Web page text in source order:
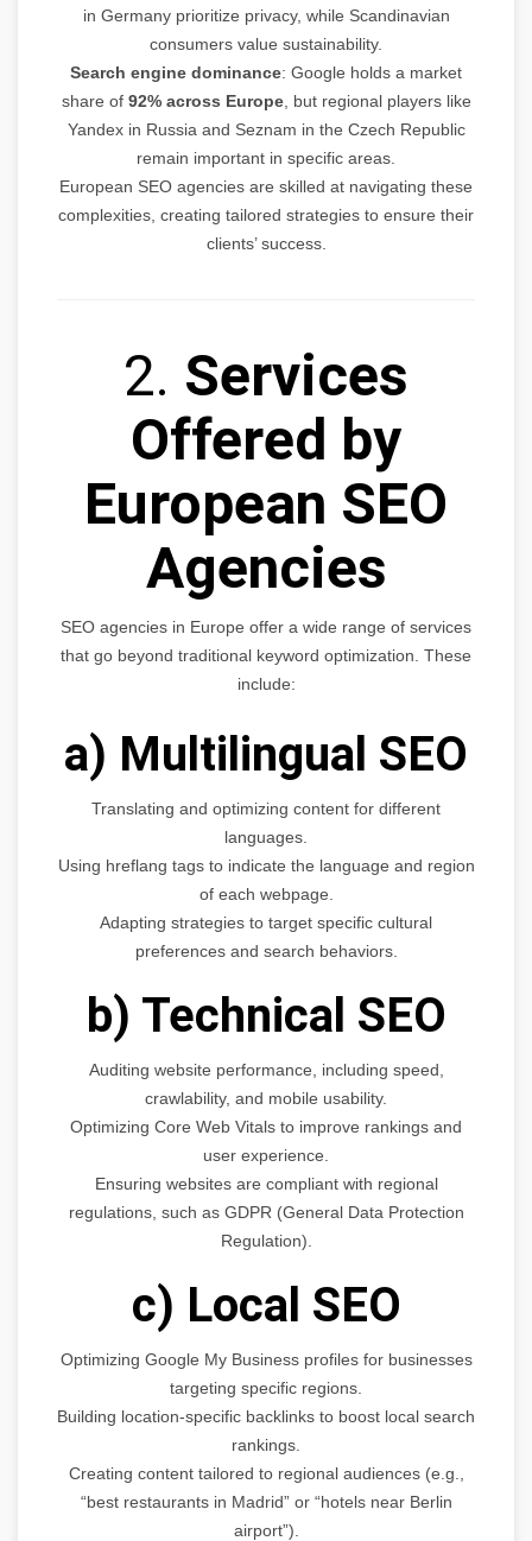
in Germany prioritize privacy, while Scandinavian
consumers value sustainability.
Search engine dominance: Google holds a market
share of 92% across Europe, but regional players like
Yandex in Russia and Seznam in the Czech Republic
remain important in specific areas.
European SEO agencies are skilled at navigating these
complexities, creating tailored strategies to ensure their
clients’ success.
2. Services
Offered by
European SEO
Agencies
SEO agencies in Europe offer a wide range of services
that go beyond traditional keyword optimization. These
include:
a) Multilingual SEO
Translating and optimizing content for different
languages.
Using hreflang tags to indicate the language and region
of each webpage.
Adapting strategies to target specific cultural
preferences and search behaviors.
b) Technical SEO
Auditing website performance, including speed,
crawlability, and mobile usability.
Optimizing Core Web Vitals to improve rankings and
user experience.
Ensuring websites are compliant with regional
regulations, such as GDPR (General Data Protection
Regulation).
c) Local SEO
Optimizing Google My Business profiles for businesses
targeting specific regions.
Building location-specific backlinks to boost local search
rankings.
Creating content tailored to regional audiences (e.g.,
“best restaurants in Madrid” or “hotels near Berlin
airport”).